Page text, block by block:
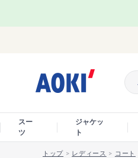
スー
ツ
ジャケッ
ト
トップ > レディース > コート